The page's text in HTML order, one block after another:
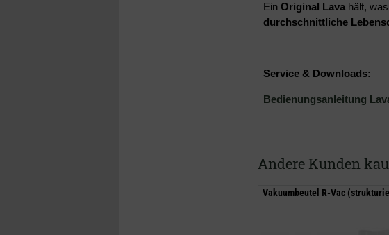
Ein Original Lava hält,
durchschnittliche
Service & Downloads:
Bedienungsanleitung
Andere Kunden
Vakuumbeutel R-Vac